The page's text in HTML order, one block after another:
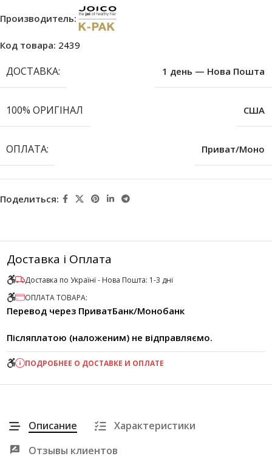
Производитель:
Код товара: 2439
ДОСТАВКА: 1 день — Нова Пошта
100% ОРИГІНАЛ США
ОПЛАТА: Приват/Моно
Поделиться:
Доставка і Оплата
Доставка по Українї - Нова Пошта: 1-3 дні
ОПЛАТА ТОВАРА:
Перевод через ПриватБанк/Монобанк
Післяплатою (наложеним) не відправляємо.
ПОДРОБНЕЕ О ДОСТАВКЕ И ОПЛАТЕ
Описание
Характеристики
Отзывы клиентов